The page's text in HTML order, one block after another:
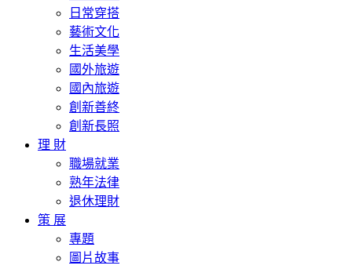
日常穿搭
藝術文化
生活美學
國外旅遊
國內旅遊
創新善終
創新長照
理 財
職場就業
熟年法律
退休理財
策 展
專題
圖片故事